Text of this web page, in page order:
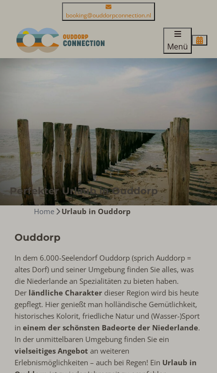
booking@ouddorpconnection.nl
Menü
Perfekter Urlaub in Ouddorp
Home Urlaub in Ouddorp
Ouddorp
In dem 6.000-Seelendorf Ouddorp (sprich Auddorp =
altes Dorf) und seiner Umgebung finden Sie alles, was
die Niederlande an Spezialitäten zu bieten haben.
Der ländliche Charakter dieser Region wird bis heute
gepflegt. Hier genießt man holländische Gemütlichkeit,
historisches Kolorit, friedliche Natur und (Wasser-)Sport
ineinem der schönsten Badeorte der Niederlande.
In der unmittelbaren Umgebung finden Sie ein
vielseitiges Angebot an weiteren
Erlebnismöglichkeiten – auch bei Regen! Ein Urlaub in